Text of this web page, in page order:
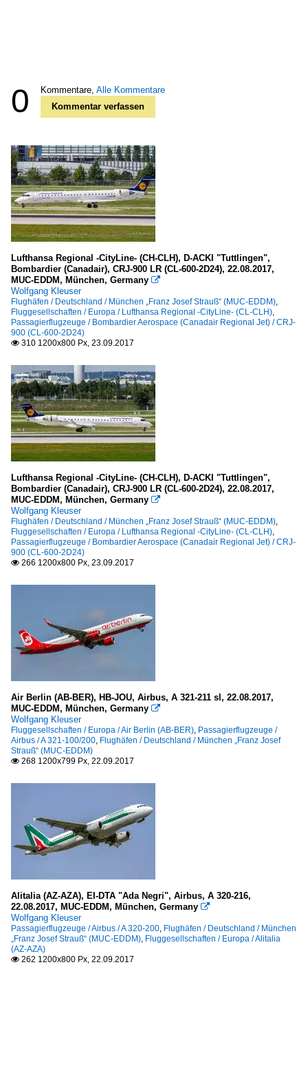
0 Kommentare, Alle Kommentare
Kommentar verfassen
Lufthansa Regional -CityLine- (CH-CLH), D-ACKI "Tuttlingen",
Bombardier (Canadair), CRJ-900 LR (CL-600-2D24), 22.08.2017,
MUC-EDDM, München, Germany 
Wolfgang Kleuser
Flughäfen / Deutschland / München „Franz Josef Strauß“ (MUC-EDDM),
Fluggesellschaften / Europa / Lufthansa Regional -CityLine- (CL-CLH),
Passagierflugzeuge / Bombardier Aerospace (Canadair Regional Jet) / CRJ-
900 (CL-600-2D24)
 310 1200x800 Px, 23.09.2017
Lufthansa Regional -CityLine- (CH-CLH), D-ACKI "Tuttlingen",
Bombardier (Canadair), CRJ-900 LR (CL-600-2D24), 22.08.2017,
MUC-EDDM, München, Germany 
Wolfgang Kleuser
Flughäfen / Deutschland / München „Franz Josef Strauß“ (MUC-EDDM),
Fluggesellschaften / Europa / Lufthansa Regional -CityLine- (CL-CLH),
Passagierflugzeuge / Bombardier Aerospace (Canadair Regional Jet) / CRJ-
900 (CL-600-2D24)
 266 1200x800 Px, 23.09.2017
Air Berlin (AB-BER), HB-JOU, Airbus, A 321-211 sl, 22.08.2017,
MUC-EDDM, München, Germany 
Wolfgang Kleuser
Fluggesellschaften / Europa / Air Berlin (AB-BER), Passagierflugzeuge /
Airbus / A 321-100/200, Flughäfen / Deutschland / München „Franz Josef
Strauß“ (MUC-EDDM)
 268 1200x799 Px, 22.09.2017
Alitalia (AZ-AZA), EI-DTA "Ada Negri", Airbus, A 320-216,
22.08.2017, MUC-EDDM, München, Germany 
Wolfgang Kleuser
Passagierflugzeuge / Airbus / A 320-200, Flughäfen / Deutschland / München
„Franz Josef Strauß“ (MUC-EDDM), Fluggesellschaften / Europa / Alitalia
(AZ-AZA)
 262 1200x800 Px, 22.09.2017